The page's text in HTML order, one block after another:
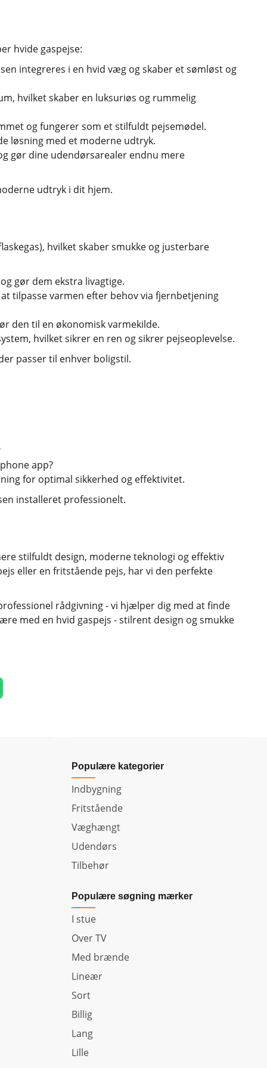
hvide gaspejse:
integreres i en hvid væg og skaber et sømløst og
hvilket skaber en luksuriøs og rummelig
og fungerer som et stilfuldt pejsemødel.
løsning med et moderne udtryk.
gør dine udendørsarealer endnu mere
udtryk i dit hjem.
hvilket skaber smukke og justerbare
gør dem ekstra livagtige.
tilpasse varmen efter behov via fjernbetjening
den til en økonomisk varmekilde.
hvilket sikrer en ren og sikrer pejseoplevelse.
passer til enhver boligstil.
app?
for optimal sikkerhed og effektivitet.
installeret professionelt.
stilfuldt design, moderne teknologi og effektiv
eller en fritstående pejs, har vi den perfekte
rådgivning - vi hjælper dig med at finde
med en hvid gaspejs - stilrent design og smukke
Populære kategorier
Indbygning
Fritstående
Væghængt
Udendørs
Tilbehør
Populære søgning mærker
I stue
Over TV
Med brænde
Lineær
Sort
Billig
Lang
Lille